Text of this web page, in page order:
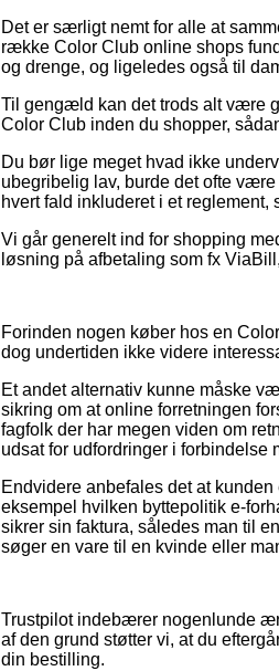
Det er særligt nemt for alle at
række Color Club online shops
og drenge, og ligeledes også til
Til gengæld kan det trods alt være
Color Club inden du shopper,
Du bør lige meget hvad ikke
ubegribelig lav, burde det ofte
hvert fald inkluderet i et
Vi går generelt ind for shopping
løsning på afbetaling som fx
Forinden nogen køber hos en
dog undertiden ikke videre
Et andet alternativ kunne måske
sikring om at online forretningen
fagfolk der har megen viden om
udsat for udfordringer i forbindelse
Endvidere anbefales det at
eksempel hvilken byttepolitik e-
sikrer sin faktura, således man til
søger en vare til en kvinde eller
Trustpilot indebærer nogenlunde
af den grund støtter vi, at du
din bestilling.